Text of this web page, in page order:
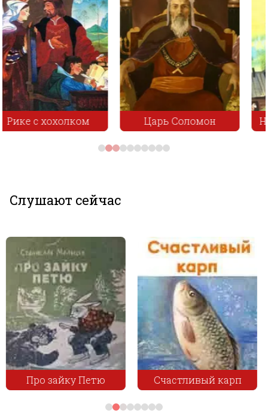
Царь Соломон Неосторожное слово
Слушают сейчас
Счастливый карп
Дары маленького
народца